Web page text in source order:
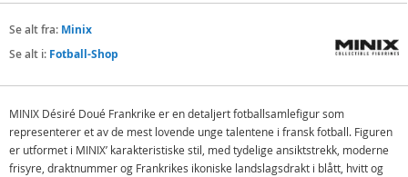
Se alt fra: Minix
Se alt i: Fotball-Shop
MINIX Désiré Doué Frankrike er en detaljert fotballsamlefigur som
representerer et av de mest lovende unge talentene i fransk fotball. Figuren
er utformet i MINIX’ karakteristiske stil, med tydelige ansiktstrekk, moderne
frisyre, draktnummer og Frankrikes ikoniske landslagsdrakt i blått, hvitt og